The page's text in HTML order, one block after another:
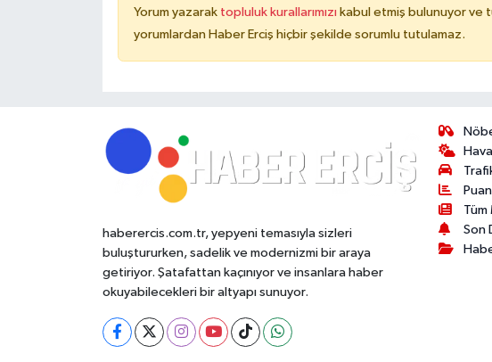
Yorum yazarak topluluk kurallarımızı kabul etmiş bulunuyor ve
yorumlardan Haber Erciş hiçbir şekilde sorumlu tutulamaz.
haberercis.com.tr, yepyeni temasıyla sizleri
buluştururken, sadelik ve modernizmi bir araya
getiriyor. Şatafattan kaçınıyor ve insanlara haber
okuyabilecekleri bir altyapı sunuyor.
Son